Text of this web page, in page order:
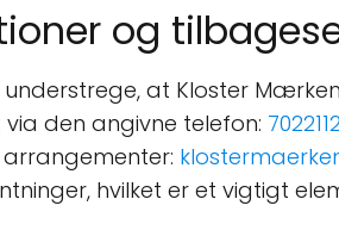
og
at Kloster
den angivne telefon:
hvilket er et vigtigt